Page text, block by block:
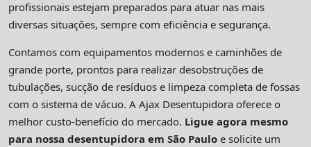
profissionais estejam preparados para atuar nas mais
diversas situações, sempre com eficiência e segurança.
Contamos com equipamentos modernos e caminhões de
grande porte, prontos para realizar desobstruções de
tubulações, sucção de resíduos e limpeza completa de fossas
com o sistema de vácuo. A Ajax Desentupidora oferece o
melhor custo-benefício do mercado. Ligue agora mesmo
para nossa desentupidora em São Paulo e solicite um